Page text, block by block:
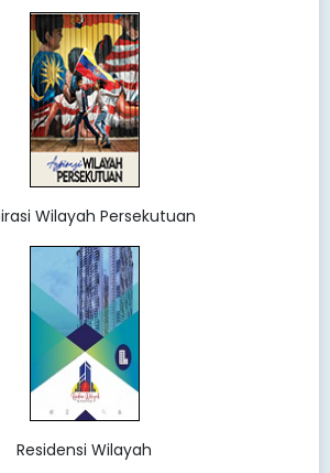
Wilayah Persekutuan
Residensi Wilayah